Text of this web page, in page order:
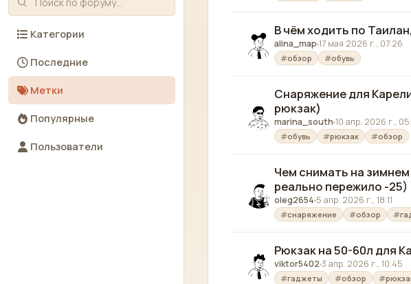
Категории
Последние
Метки
Популярные
Пользователи
В чём ходить по
alina_map 17 мая 2026 г., 07:26
обзор обувь
Снаряжение для
рюкзак)
marina_south 10 апр. 2026 г.,
обувь рюкзак обзор
Чем снимать на
реально пережило -25)
oleg2654 5 апр. 2026 г., 18:11
снаряжение обзор
Рюкзак на 50-60л для
viktor5402 3 апр. 2026 г., 10:45
гаджеты обзор